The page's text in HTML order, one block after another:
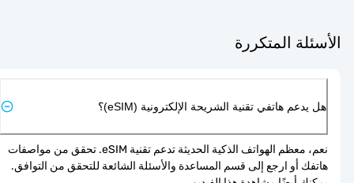
المتكررة
هل يدعم هاتفي تقنية الشريحة الإلكترونية (eSIM)؟
نعم، معظم الهواتف الذكية الحديثة تدعم تقنية eSIM. تحقق من مواصفات
هاتفك أو ارجع إلى قسم المساعدة والأسئلة الشائعة للتحقق من التوافق.